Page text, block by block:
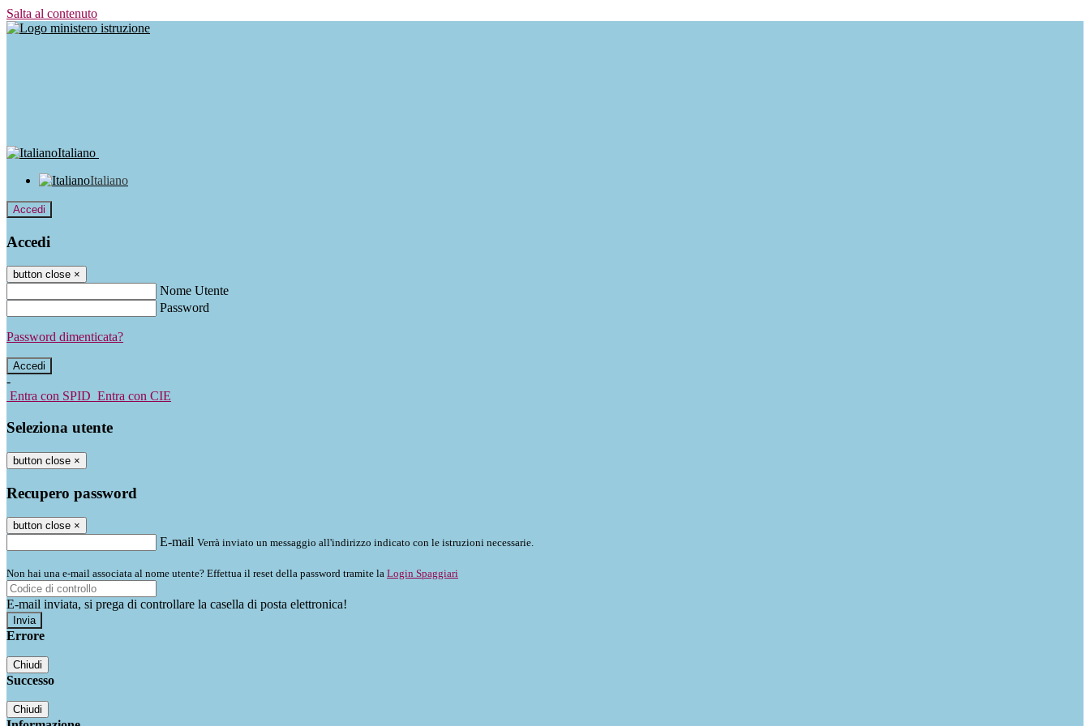
Salta al contenuto
Italiano
Italiano
Accedi
Accedi
button close ×
Nome Utente
Password
Password dimenticata?
-
Entra con SPID Entra con CIE
Seleziona utente
button close ×
Recupero password
button close ×
E-mail Verrà inviato un messaggio all'indirizzo indicato con le istruzioni necessarie.
Non hai una e-mail associata al nome utente? Effettua il reset della password tramite la Login Spaggiari
E-mail inviata, si prega di controllare la casella di posta elettronica!
Errore
Chiudi
Successo
Chiudi